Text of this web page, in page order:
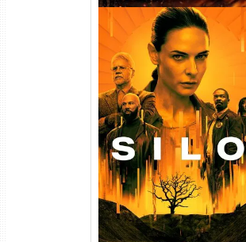
Silo 1ª Temporada
(2023) WEB-DL
720p/1080p/4K Dual